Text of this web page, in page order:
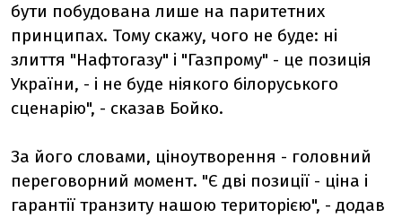
бути побудована лише на паритетних
принципах. Тому скажу, чого не буде: ні
злиття "Нафтогазу" і "Газпрому" - це позиція
України, - і не буде ніякого білоруського
сценарію", - сказав Бойко.
За його словами, ціноутворення - головний
переговорний момент. "Є дві позиції - ціна і
гарантії транзиту нашою територією", - додав